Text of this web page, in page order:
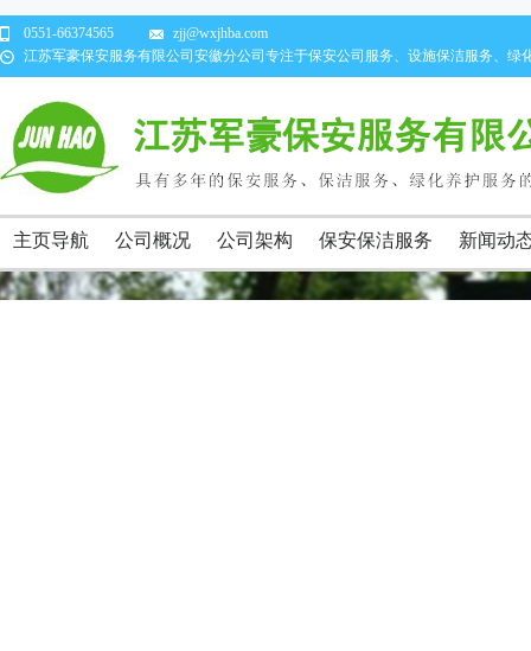
0551-66374565
zjj@wxjhba.com
江苏军豪保安服务有限公司安徽分公司专注于保安公司服务、设施保洁服务、绿
主页导航 公司概况 公司架构 保安保洁服务 新闻动